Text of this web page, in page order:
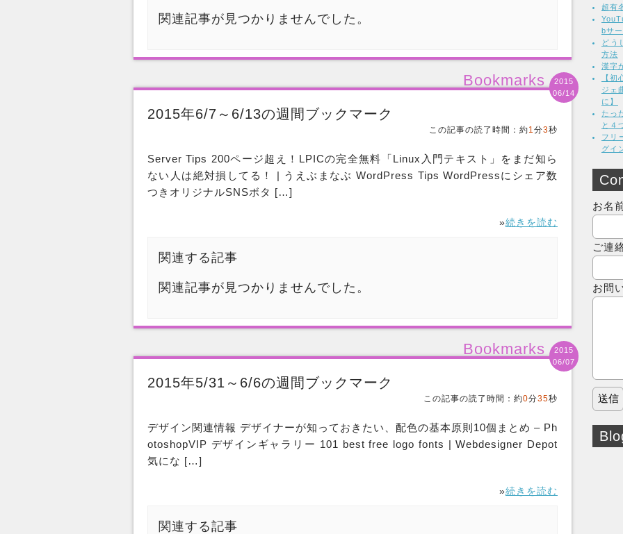
関連記事が見つかりませんでした。
Bookmarks
2015
06/14
2015年6/7～6/13の週間ブックマーク
この記事の読了時間：約1分3秒
Server Tips 200ページ超え！LPICの完全無料「Linux入門テキスト」をまだ知ら
ない人は絶対損してる！ | うえぶまなぶ WordPress Tips WordPressにシェア数
つきオリジナルSNSボタ […]
»続きを読む
関連する記事
関連記事が見つかりませんでした。
Bookmarks
2015
06/07
2015年5/31～6/6の週間ブックマーク
この記事の読了時間：約0分35秒
デザイン関連情報 デザイナーが知っておきたい、配色の基本原則10個まとめ – Ph
otoshopVIP デザインギャラリー 101 best free logo fonts | Webdesigner Depot
気にな […]
»続きを読む
関連する記事
超有
bサ
どう
方法
漢字
【
ジェ
に】
たっ
と４
フリ
グイ
お名
ご連
お問